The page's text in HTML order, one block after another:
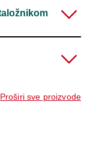
Proširi sve proizvode